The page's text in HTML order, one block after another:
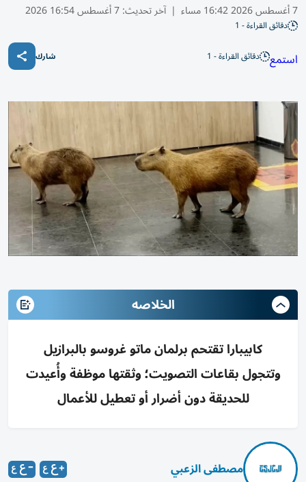
7 أغسطس 2026 16:42 مساء | آخر تحديث:7 أغسطس 16:54 2026
دقائق القراءة - 1
استمع دقائق القراءة - 1 شارك
الخلاصه
كابيبارا تقتحم برلمان ماتو غروسو بالبرازيل
وتتجول بقاعات التصويت؛ وثقتها موظفة وأُعيدت
للحديقة دون أضرار أو تعطيل للأعمال
مصطفى الزعبي